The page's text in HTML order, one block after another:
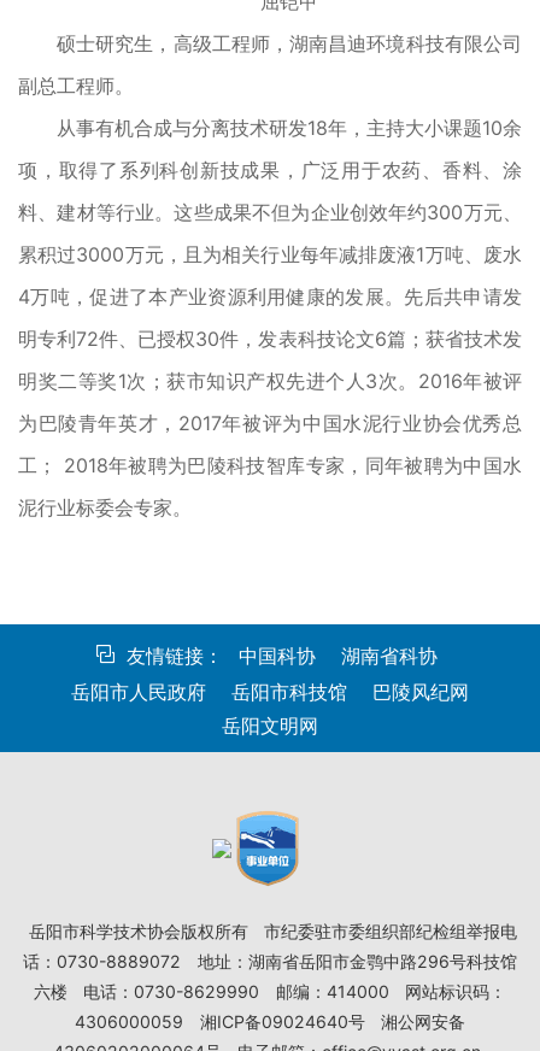
硕士研究生，高级工程师，湖南昌迪环境科技有限公司
副总工程师。
从事有机合成与分离技术研发18年，主持大小课题10余
项，取得了系列科创新技成果，广泛用于农药、香料、涂
料、建材等行业。这些成果不但为企业创效年约300万元、
累积过3000万元，且为相关行业每年减排废液1万吨、废水
4万吨，促进了本产业资源利用健康的发展。先后共申请发
明专利72件、已授权30件，发表科技论文6篇；获省技术发
明奖二等奖1次；获市知识产权先进个人3次。2016年被评
为巴陵青年英才，2017年被评为中国水泥行业协会优秀总
工； 2018年被聘为巴陵科技智库专家，同年被聘为中国水
泥行业标委会专家。
友情链接： 中国科协
湖南省科协
岳阳市人民政府
岳阳市科技馆
巴陵风纪网
岳阳文明网
岳阳市科学技术协会版权所有
市纪委驻市委组织部纪检组举报电
话：0730-8889072
地址：湖南省岳阳市金鹗中路296号科技馆
六楼
电话：0730-8629990 邮编：414000
网站标识码：
4306000059
湘ICP备09024640号
湘公网安备